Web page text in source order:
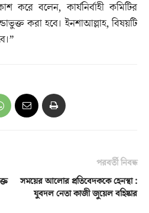
করে বলেন, কার্যনির্বাহী কমিটির
করা হবে। ইনশাআল্লাহ, বিষয়টি
পরবর্তী নিবন্ধ
সময়ের আলোর প্রতিবেদককে হেনস্থা :
যুবদল নেতা কাজী জুয়েল বহিষ্কার